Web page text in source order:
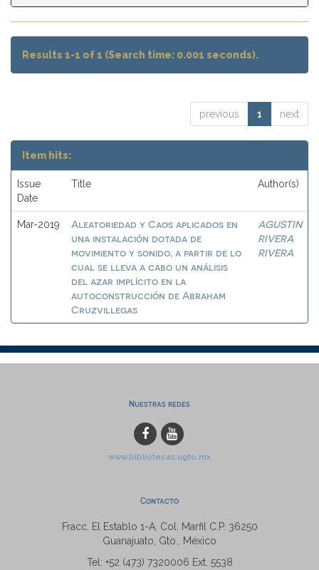
Results 1-1 of 1 (Search time: 0.001 seconds).
previous 1 next
Item hits:
Issue
Date
Title Author(s)
Mar-2019
Aleatoriedad y Caos aplicados en
una instalación dotada de
movimiento y sonido, a partir de lo
cual se lleva a cabo un análisis
del azar implícito en la
autoconstrucción de Abraham
Cruzvillegas
AGUSTIN
RIVERA
RIVERA
Nuestras redes
www.bibliotecas.ugto.mx
Contacto
Fracc. El Establo 1-A, Col. Marfil C.P. 36250
Guanajuato, Gto., México
Tel: +52 (473) 7320006 Ext. 5538